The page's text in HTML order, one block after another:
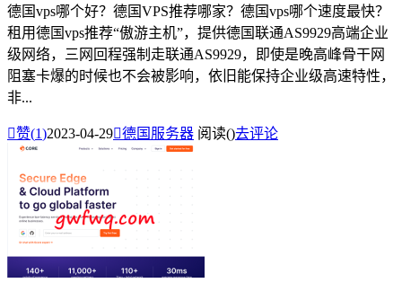
德国vps哪个好？德国VPS推荐哪家？德国vps哪个速度最快？
租用德国vps推荐“傲游主机”，提供德国联通AS9929高端企业
级网络，三网回程强制走联通AS9929，即使是晚高峰骨干网
阻塞卡爆的时候也不会被影响，依旧能保持企业级高速特性，
非...
赞(1)2023-04-29德国服务器 阅读()去评论